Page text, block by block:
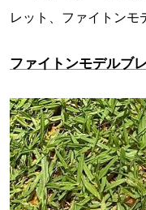
レット、ファイトンモ
ファイトンモデルブ